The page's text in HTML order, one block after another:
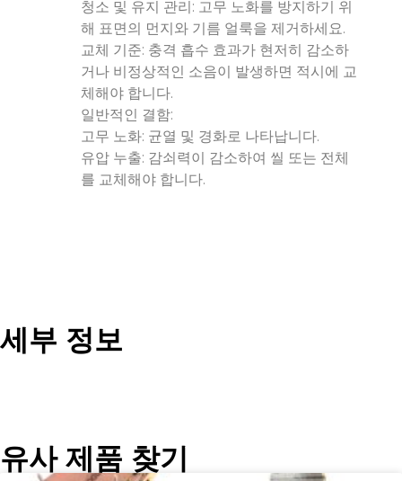
청소 및 유지 관리: 고무 노화를 방지하기 위
해 표면의 먼지와 기름 얼룩을 제거하세요.
교체 기준: 충격 흡수 효과가 현저히 감소하
거나 비정상적인 소음이 발생하면 적시에 교
체해야 합니다.
일반적인 결함:
고무 노화: 균열 및 경화로 나타납니다.
유압 누출: 감쇠력이 감소하여 씰 또는 전체
를 교체해야 합니다.
세부 정보
유사 제품 찾기